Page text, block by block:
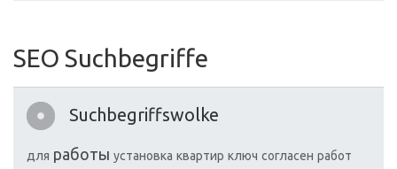
SEO Suchbegriffe
Suchbegriffswolke
для работы установка квартир ключ согласен работ